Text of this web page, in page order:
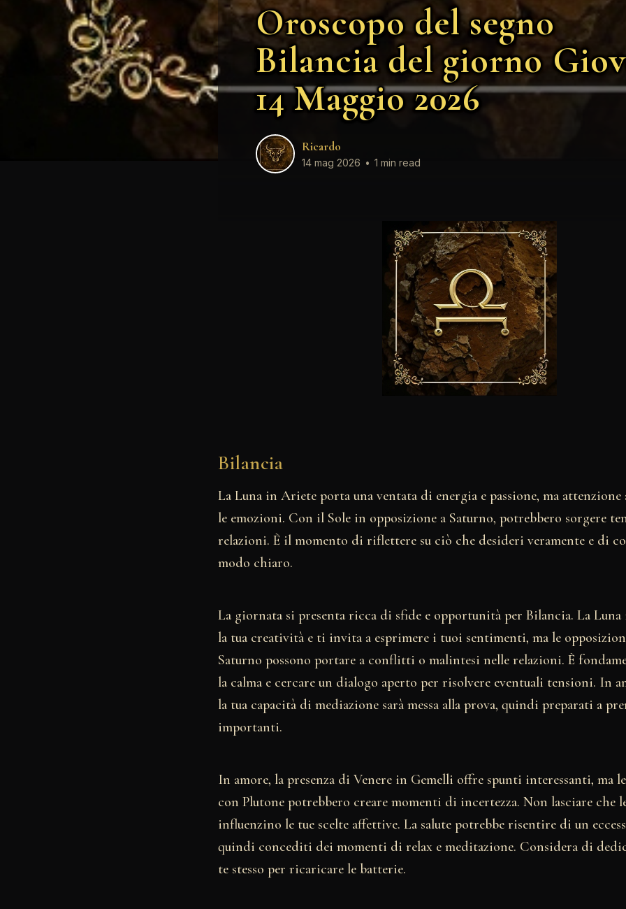
Oroscopo del segno
Bilancia del giorno
14 Maggio 2026
Ricardo
14 mag 2026 • 1 min read
Bilancia
La Luna in Ariete porta una ventata di energia e passione, ma
le emozioni. Con il Sole in opposizione a Saturno, potrebbero sorgere
relazioni. È il momento di riflettere su ciò che desideri veramente e di
modo chiaro.
La giornata si presenta ricca di sfide e opportunità per Bilancia. La
la tua creatività e ti invita a esprimere i tuoi sentimenti, ma le
Saturno possono portare a conflitti o malintesi nelle relazioni. È
la calma e cercare un dialogo aperto per risolvere eventuali tensioni. In
la tua capacità di mediazione sarà messa alla prova, quindi preparati a
importanti.
In amore, la presenza di Venere in Gemelli offre spunti interessanti, ma
con Plutone potrebbero creare momenti di incertezza. Non lasciare che
influenzino le tue scelte affettive. La salute potrebbe risentire di un
quindi concediti dei momenti di relax e meditazione. Considera di
te stesso per ricaricare le batterie.